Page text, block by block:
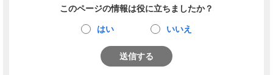
このページの情報は役に立ちましたか？
はい いいえ
送信する